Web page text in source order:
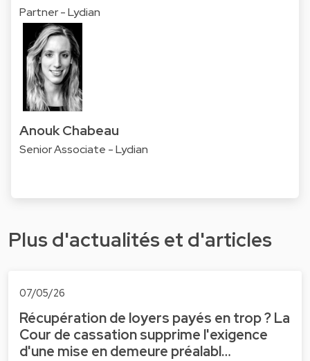
Partner - Lydian
Anouk Chabeau
Senior Associate - Lydian
Plus d'actualités et d'articles
07/05/26
Récupération de loyers payés en trop ? La
Cour de cassation supprime l'exigence
d'une mise en demeure préalabl…